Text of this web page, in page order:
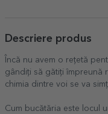
Descriere produs
Încă nu avem o rețetă
gândiți să gătiți împreună
chimia dintre voi se va
Cum bucătăria este locul